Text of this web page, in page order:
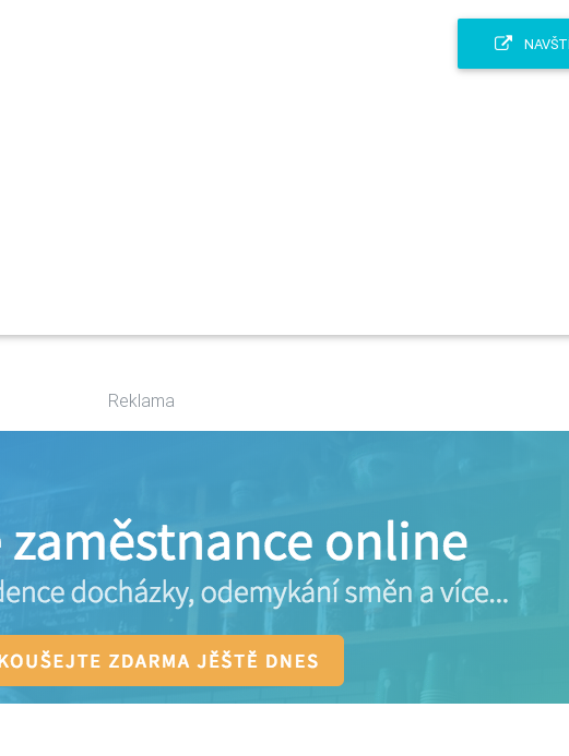
Reklama